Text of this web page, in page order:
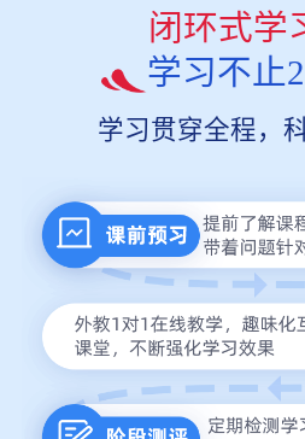
闭环式学
学习不止
学习贯穿全程，